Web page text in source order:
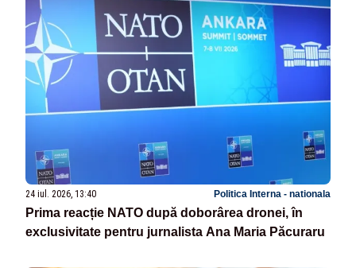
24 iul. 2026, 13:40 Politica Interna - nationala
Prima reacție NATO după doborârea dronei, în
exclusivitate pentru jurnalista Ana Maria Păcuraru